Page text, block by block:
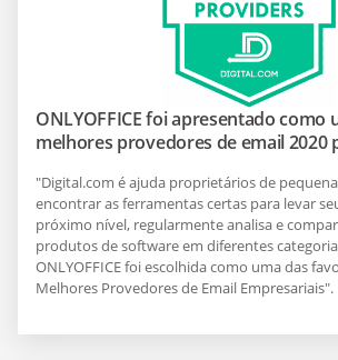
ONLYOFFICE foi apresentado como
melhores provedores de email 2020
"Digital.com é ajuda proprietários de
encontrar as ferramentas certas para levar
próximo nível, regularmente analisa e
produtos de software em diferentes
ONLYOFFICE foi escolhida como uma das
Melhores Provedores de Email Empresariais".